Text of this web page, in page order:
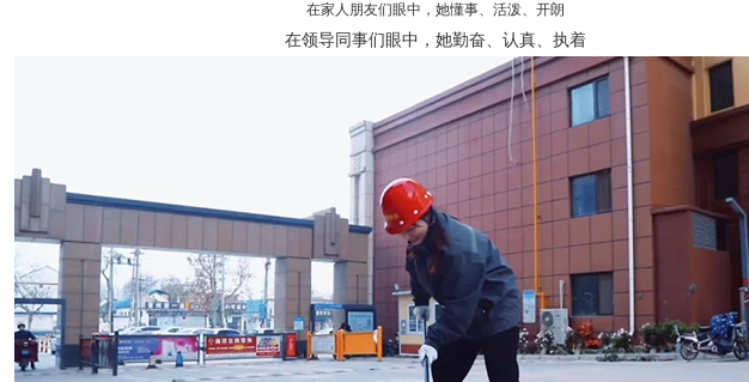
在家人朋友们眼中，她懂事、活泼、开朗
在领导同事们眼中，她勤奋、认真、执着